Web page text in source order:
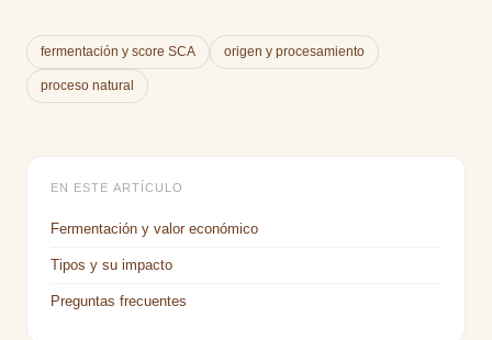
fermentación y score SCA origen y procesamiento
proceso natural
EN ESTE ARTÍCULO
Fermentación y valor económico
Tipos y su impacto
Preguntas frecuentes